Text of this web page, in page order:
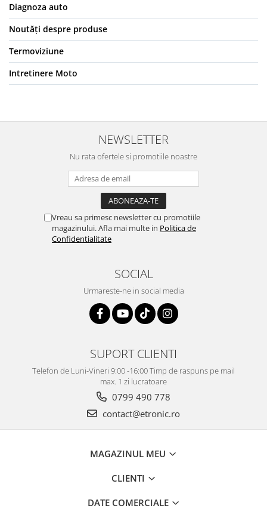
Diagnoza auto
Noutăți despre produse
Termoviziune
Intretinere Moto
NEWSLETTER
Nu rata ofertele si promotiile noastre
Vreau sa primesc newsletter cu promotiile
magazinului. Afla mai multe in Politica de
Confidentialitate
SOCIAL
Urmareste-ne in social media
SUPORT CLIENTI
Telefon de Luni-Vineri 9:00 -16:00 Timp de raspuns pe mail
max. 1 zi lucratoare
0799 490 778
contact@etronic.ro
MAGAZINUL MEU
CLIENTI
DATE COMERCIALE